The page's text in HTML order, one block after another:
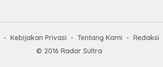
Kebijakan Privasi Tentang Kami Redaksi
© 2016 Radar Sultra